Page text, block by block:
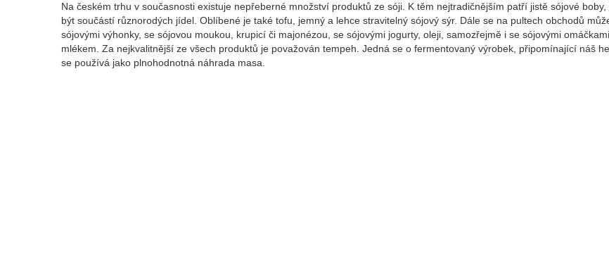
Na českém trhu v současnosti existuje nepřeberné množství produktů ze sóji. K těm nejtradičnějším patří jistě sójové boby,
být součástí různorodých jídel. Oblíbené je také tofu, jemný a lehce stravitelný sójový sýr. Dále se na pultech obchodů
sójovými výhonky, se sójovou moukou, krupicí či majonézou, se sójovými jogurty, oleji, samozřejmě i se sójovými
mlékem. Za nejkvalitnější ze všech produktů je považován tempeh. Jedná se o fermentovaný výrobek, připomínající náš
se používá jako plnohodnotná náhrada masa.